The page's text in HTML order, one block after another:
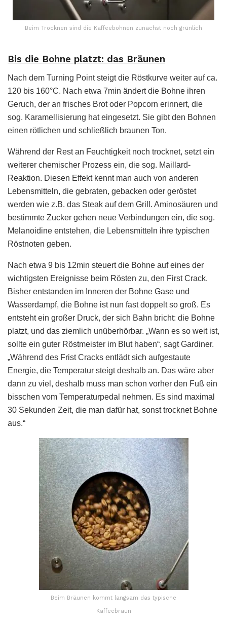
Beim Trocknen sind die Kaffeebohnen zunächst noch grünlich
Bis die Bohne platzt: das Bräunen
Nach dem Turning Point steigt die Röstkurve weiter auf ca.
120 bis 160°C. Nach etwa 7min ändert die Bohne ihren
Geruch, der an frisches Brot oder Popcorn erinnert, die
sog. Karamellisierung hat eingesetzt. Sie gibt den Bohnen
einen rötlichen und schließlich braunen Ton.
Während der Rest an Feuchtigkeit noch trocknet, setzt ein
weiterer chemischer Prozess ein, die sog. Maillard-
Reaktion. Diesen Effekt kennt man auch von anderen
Lebensmitteln, die gebraten, gebacken oder geröstet
werden wie z.B. das Steak auf dem Grill. Aminosäuren und
bestimmte Zucker gehen neue Verbindungen ein, die sog.
Melanoidine entstehen, die Lebensmitteln ihre typischen
Röstnoten geben.
Nach etwa 9 bis 12min steuert die Bohne auf eines der
wichtigsten Ereignisse beim Rösten zu, den First Crack.
Bisher entstanden im Inneren der Bohne Gase und
Wasserdampf, die Bohne ist nun fast doppelt so groß. Es
entsteht ein großer Druck, der sich Bahn bricht: die Bohne
platzt, und das ziemlich unüberhörbar. „Wann es so weit ist,
sollte ein guter Röstmeister im Blut haben“, sagt Gardiner.
„Während des Frist Cracks entlädt sich aufgestaute
Energie, die Temperatur steigt deshalb an. Das wäre aber
dann zu viel, deshalb muss man schon vorher den Fuß ein
bisschen vom Temperaturpedal nehmen. Es sind maximal
30 Sekunden Zeit, die man dafür hat, sonst trocknet Bohne
aus.“
Beim Bräunen kommt langsam das typische
Kaffeebraun